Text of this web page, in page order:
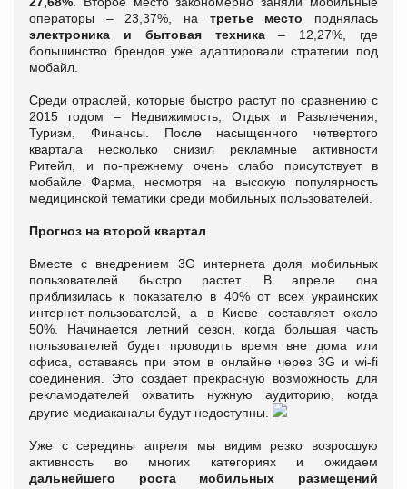
операторы – 23,37%, на третье место поднялась
электроника и бытовая техника– 12,27%, где
большинство брендов уже адаптировали стратегии под
мобайл.
Среди отраслей, которые быстро растут по сравнению с
2015 годом – Недвижимость, Отдых и Развлечения,
Туризм, Финансы. После насыщенного четвертого
квартала несколько снизил рекламные активности
Ритейл, и по-прежнему очень слабо присутствует в
мобайле Фарма, несмотря на высокую популярность
медицинской тематики среди мобильных пользователей.
Прогноз на второй квартал
Вместе с внедрением 3G интернета доля мобильных
пользователей быстро растет. В апреле она
приблизилась к показателю в 40% от всех украинских
интернет-пользователей, а в Киеве составляет около
50%. Начинается летний сезон, когда большая часть
пользователей будет проводить время вне дома или
офиса, оставаясь при этом в онлайне через 3G и wi-fi
соединения. Это создает прекрасную возможность для
рекламодателей охватить нужную аудиторию, когда
другие медиаканалы будут недоступны.
Уже с середины апреля мы видим резко возросшую
активность во многих категориях и ожидаем
дальнейшего роста мобильных размещений